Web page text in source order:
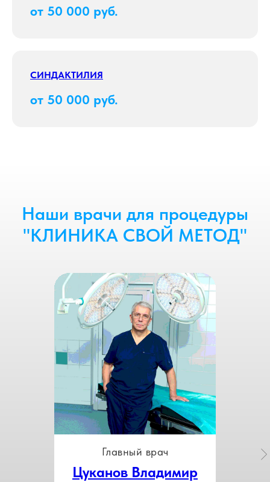
от 50 000 руб.
СИНДАКТИЛИЯ
от 50 000 руб.
Наши врачи для процедуры
"КЛИНИКА СВОЙ МЕТОД"
Главный врач
Цуканов Владимир